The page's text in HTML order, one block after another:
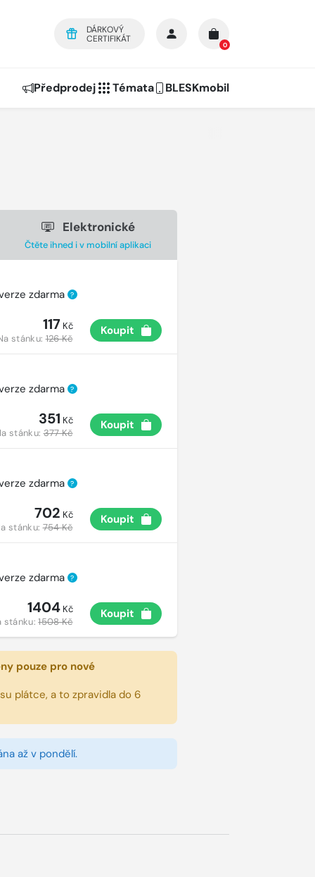
DÁRKOVÝ
CERTIFIKÁT
0
Předprodej Témata BLESKmobil
Elektronické
Čtěte ihned i v mobilní aplikaci
zdarma ?
117 Kč
stánku:126 Kč
Koupit
zdarma ?
351 Kč
stánku:377 Kč
Koupit
zdarma ?
702 Kč
stánku:754 Kč
Koupit
zdarma ?
1404Kč
stánku:1508 Kč
Koupit
pouze pro nové
plátce, a to zpravidla do 6
až v pondělí.